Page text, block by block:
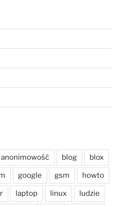
anonimowość blog blox
google gsm howto
laptop linux ludzie